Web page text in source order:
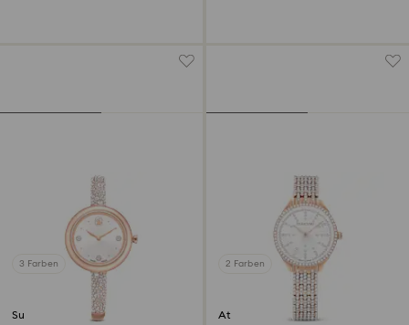
3 Farben
Sublima bangle Uhr
2 Farben
Attract Uhr